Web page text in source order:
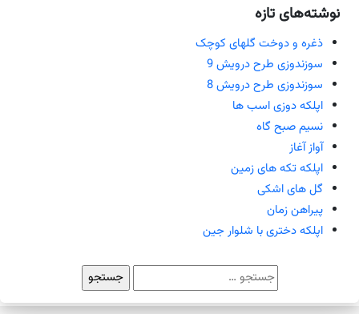
نوشته‌های تازه
ذغره و دوخت گلهای کوچک
سوزندوزی طرح درویش 9
سوزندوزی طرح درویش 8
اپلکه دوزی اسب ها
نسیم صبح گاه
آواز آغاز
اپلکه تکه های زمین
گل های اشکی
پیراهن زمان
اپلکه دختری با شلوار جین
جستجو
برای: